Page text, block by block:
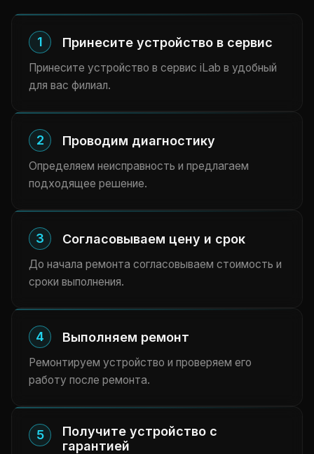
1 Принесите устройство в сервис
Принесите устройство в сервис iLab в удобный
для вас филиал.
2 Проводим диагностику
Определяем неисправность и предлагаем
подходящее решение.
3 Согласовываем цену и срок
До начала ремонта согласовываем стоимость и
сроки выполнения.
4 Выполняем ремонт
Ремонтируем устройство и проверяем его
работу после ремонта.
5
Получите устройство с
гарантией